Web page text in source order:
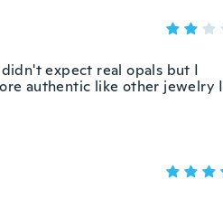
expect real opals but I
authentic like other jewelry I